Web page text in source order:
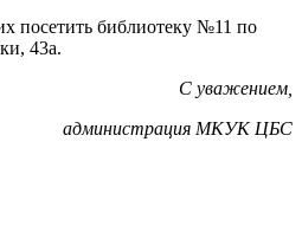
посетить библиотеку №11 по
43а.
С уважением,
администрация МКУК ЦБС